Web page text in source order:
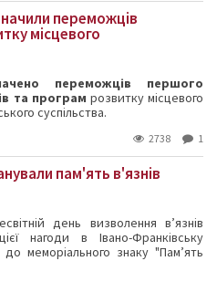
переможців
місцевого
переможців першого
та програм розвитку місцевого
суспільства.
2738 1
пам'ять в'язнів
день визволення в’язнів
нагоди в Івано-Франківську
до меморіального знаку "Пам’ять